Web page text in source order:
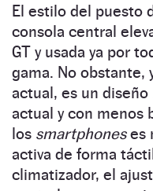
El estilo del puesto
consola central
GT y usada ya por
gama. No obstante,
actual, es un
actual y con menos
los smartphoneses
activa de forma
climatizador, el